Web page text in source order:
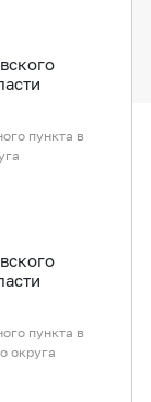
пункта в
пункта в
округа